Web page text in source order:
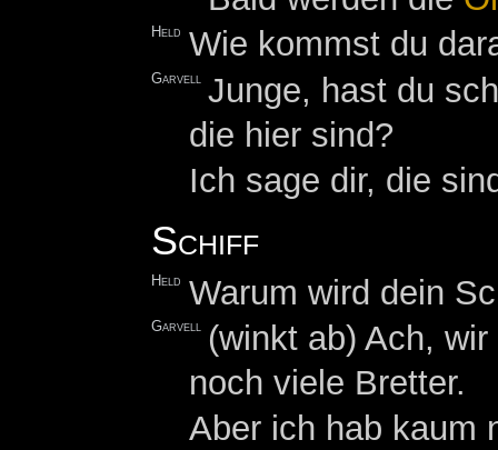
Held Wie kommst du
Garvell
Junge, hast du
die hier sind?
Ich sage dir, die
Schiff
Held Warum wird dein
Garvell (winkt ab) Ach,
noch viele Bretter.
Aber ich hab kaum